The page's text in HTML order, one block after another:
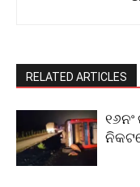
RELATED ARTICLES
୧୬ନଂ